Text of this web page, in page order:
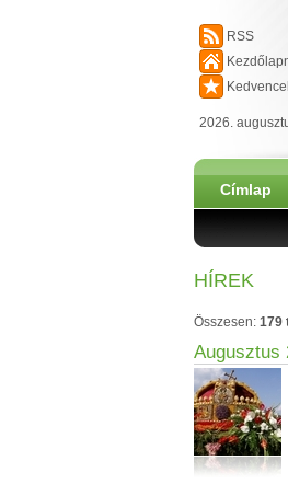
RSS
2026.
Címlap
HÍREK
Összesen: 179
Augusztus